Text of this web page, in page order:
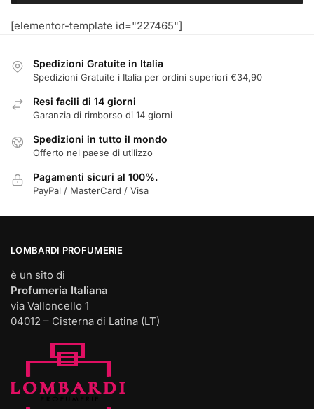
[elementor-template id="227465"]
Spedizioni Gratuite in Italia
Spedizioni Gratuite i Italia per ordini superiori €34,90
Resi facili di 14 giorni
Garanzia di rimborso di 14 giorni
Spedizioni in tutto il mondo
Offerto nel paese di utilizzo
Pagamenti sicuri al 100%.
PayPal / MasterCard / Visa
LOMBARDI PROFUMERIE
è un sito di
Profumeria Italiana
via Valloncello 1
04012 – Cisterna di Latina (LT)